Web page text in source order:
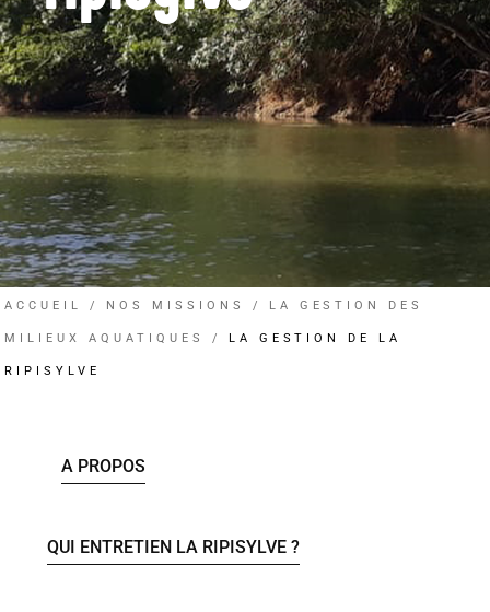
ACCUEIL NOS MISSIONS LA GESTION DES
MILIEUX AQUATIQUES LA GESTION DE LA
RIPISYLVE
A PROPOS
QUI ENTRETIEN LA RIPISYLVE ?